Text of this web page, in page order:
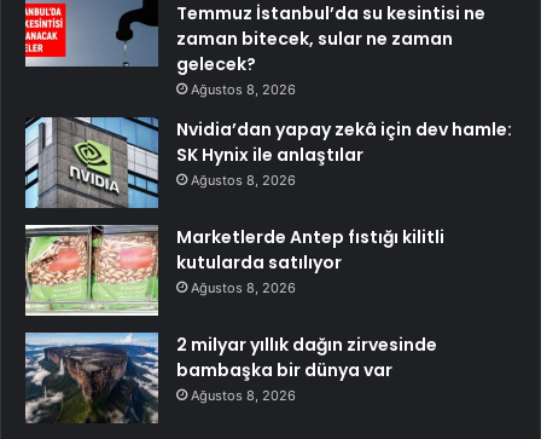
Temmuz İstanbul’da su kesintisi ne
zaman bitecek, sular ne zaman
gelecek?
Ağustos 8, 2026
Nvidia’dan yapay zekâ için dev hamle:
SK Hynix ile anlaştılar
Ağustos 8, 2026
Marketlerde Antep fıstığı kilitli
kutularda satılıyor
Ağustos 8, 2026
2 milyar yıllık dağın zirvesinde
bambaşka bir dünya var
Ağustos 8, 2026